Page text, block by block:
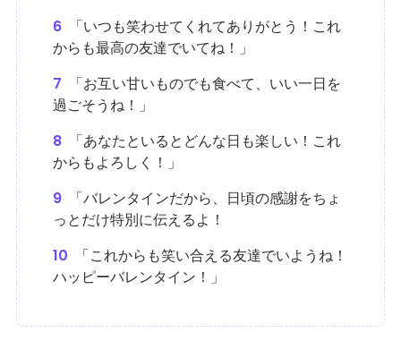
6
「いつも笑わせてくれてありがとう！これ
からも最高の友達でいてね！」
7
「お互い甘いものでも食べて、いい一日を
過ごそうね！」
8
「あなたといるとどんな日も楽しい！これ
からもよろしく！」
9
「バレンタインだから、日頃の感謝をちょ
っとだけ特別に伝えるよ！
10
「これからも笑い合える友達でいようね！
ハッピーバレンタイン！」